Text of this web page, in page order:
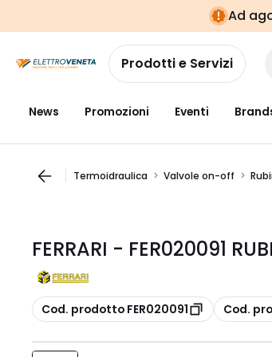
navigazionealla
pagina
Ad
Prodotti e Servizi
News Promozioni Eventi
Termoidraulica Valvole on-off
FERRARI - FER020091
copia
Cod. prodotto FER020091 copia
Cod.